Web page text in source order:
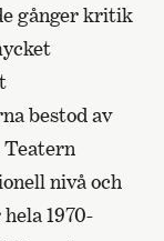
gånger kritik
bestod av
Teatern
nivå och
1970-